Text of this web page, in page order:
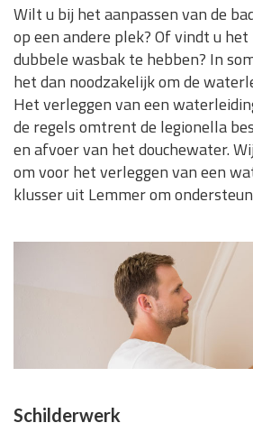
Wilt u bij het aanpassen van de
op een andere plek? Of vindt u
dubbele wasbak te hebben? In
het dan noodzakelijk om de
Het verleggen van een
de regels omtrent de legionella
en afvoer van het douchewater.
om voor het verleggen van een
klusser uit Lemmer om
Schilderwerk